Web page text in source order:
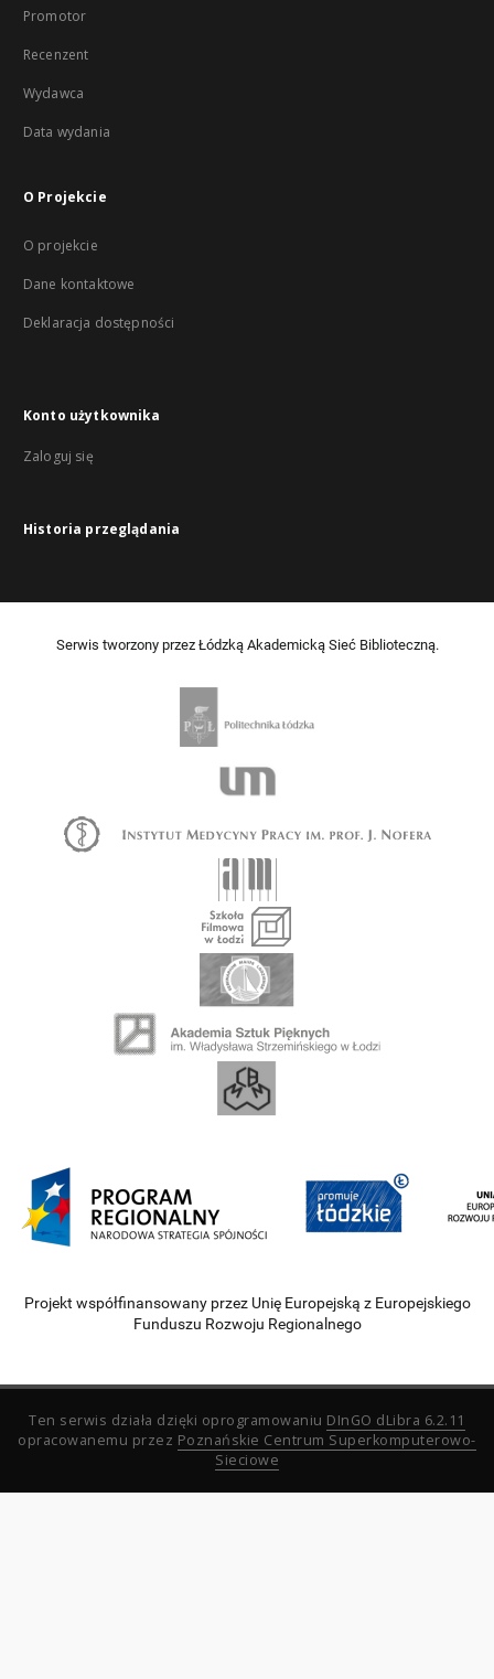
Promotor
Recenzent
Wydawca
Data wydania
O Projekcie
O projekcie
Dane kontaktowe
Deklaracja dostępności
Konto użytkownika
Zaloguj się
Historia przeglądania
Serwis tworzony przez Łódzką Akademicką Sieć Biblioteczną.
Projekt współfinansowany przez Unię Europejską z Europejskiego
Funduszu Rozwoju Regionalnego
Ten serwis działa dzięki oprogramowaniu DInGO dLibra 6.2.11
opracowanemu przez Poznańskie Centrum Superkomputerowo-
Sieciowe